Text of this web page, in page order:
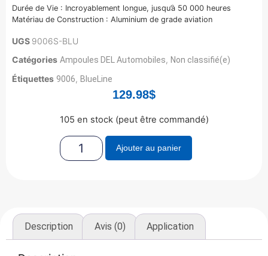
Durée de Vie : Incroyablement longue, jusqu’à 50 000 heures
Matériau de Construction : Aluminium de grade aviation
UGS 9006S-BLU
Catégories Ampoules DEL Automobiles, Non classifié(e)
Étiquettes 9006, BlueLine
129.98$
105 en stock (peut être commandé)
Ajouter au panier
Description Avis (0) Application